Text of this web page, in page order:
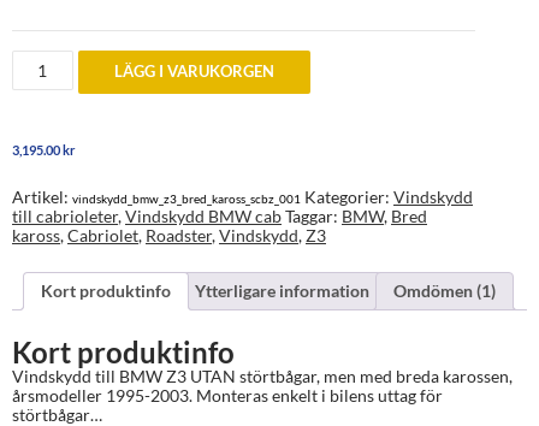
Vindskydd
BMW
störtbågar
med
bred
kaross
mängd
LÄGG I VARUKORGEN
3,195.00kr
Artikel: vindskydd_bmw_z3_bred_kaross_scbz_001 Kategorier: Vindskydd
till cabrioleter,Vindskydd BMW cabTaggar: BMW, Bred
kaross,Cabriolet, Roadster,Vindskydd,Z3
Kort produktinfo Ytterligare information Omdömen (1)
Kort produktinfo
Vindskydd till BMW Z3 UTAN störtbågar, men med breda karossen,
årsmodeller 1995-2003. Monteras enkelt i bilens uttag för
störtbågar…